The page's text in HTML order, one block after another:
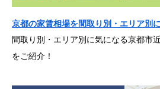
京都の家賃相場を間取り別・エリア別
間取り別・エリア別に気になる京都市
をご紹介！